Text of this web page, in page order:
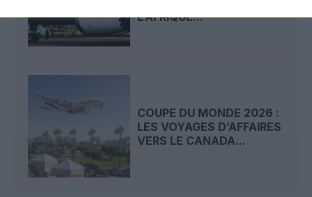
L’AFRIQUE...
COUPE DU MONDE 2026 :
LES VOYAGES D’AFFAIRES
VERS LE CANADA...